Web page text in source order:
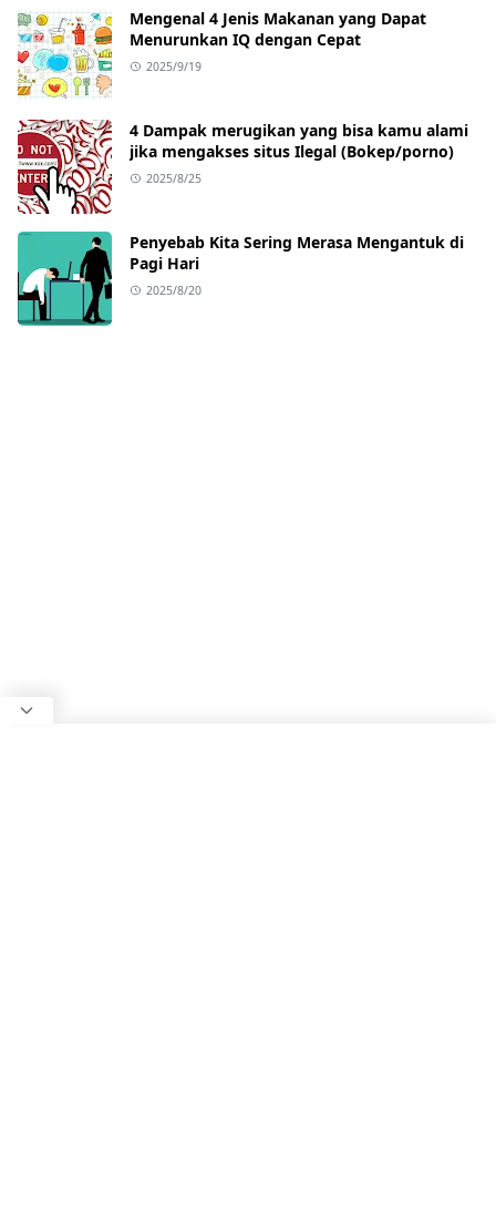
Mengenal 4 Jenis Makanan yang Dapat
Menurunkan IQ dengan Cepat
2025/9/19
4 Dampak merugikan yang bisa kamu alami
jika mengakses situs Ilegal (Bokep/porno)
2025/8/25
Penyebab Kita Sering Merasa Mengantuk di
Pagi Hari
2025/8/20